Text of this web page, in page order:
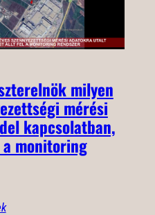
milyen
mérési
kapcsolatban,
monitoring